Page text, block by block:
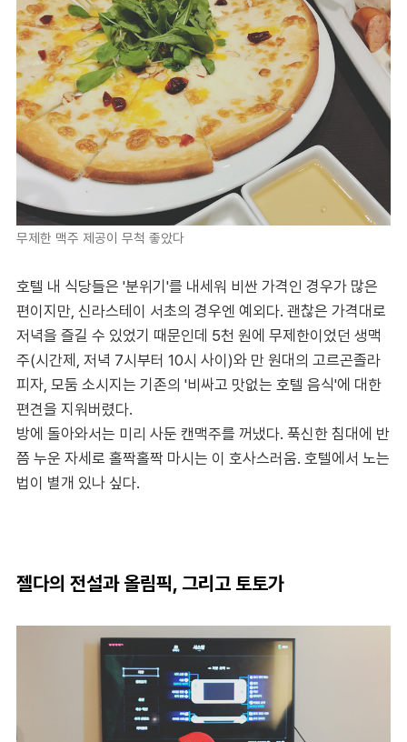
무제한 맥주 제공이 무척 좋았다
호텔 내 식당들은 '분위기'를 내세워 비싼 가격인 경우가 많은
편이지만, 신라스테이 서초의 경우엔 예외다. 괜찮은 가격대로
저녁을 즐길 수 있었기 때문인데 5천 원에 무제한이었던 생맥
주(시간제, 저녁 7시부터 10시 사이)와 만 원대의 고르곤졸라
피자, 모둠 소시지는 기존의 '비싸고 맛없는 호텔 음식'에 대한
편견을 지워버렸다.
방에 돌아와서는 미리 사둔 캔맥주를 꺼냈다. 푹신한 침대에 반
쯤 누운 자세로 홀짝홀짝 마시는 이 호사스러움. 호텔에서 노는
법이 별개 있나 싶다.
젤다의 전설과 올림픽, 그리고 토토가